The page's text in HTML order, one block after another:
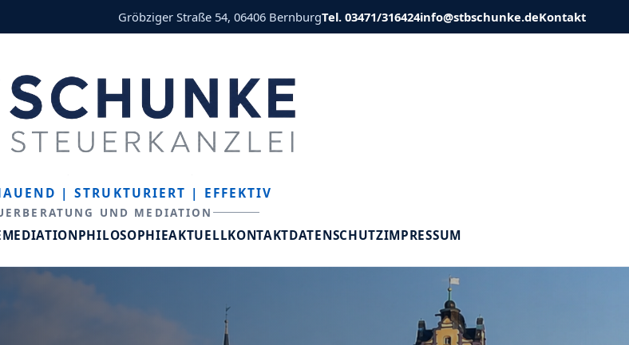
Gröbziger Straße 54, 06406 BernburgTel. 03471/316424info@stbschunke.deKontakt
| STRUKTURIERT | EFFEKTIV
UND MEDIATION
MEDIATIONPHILOSOPHIEAKTUELLKONTAKTDATENSCHUTZIMPRESSUM